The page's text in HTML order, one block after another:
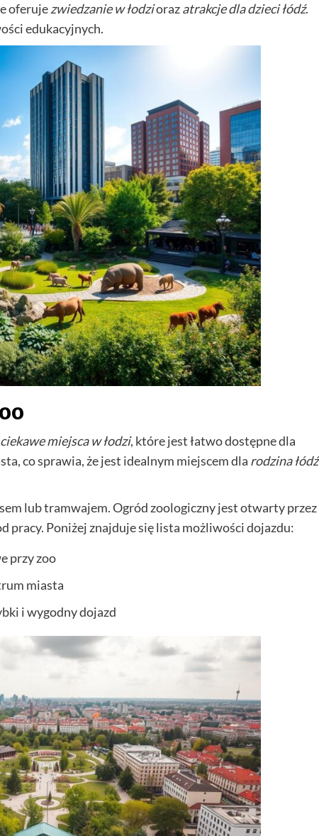
oferujezwiedzanie w łodziorazatrakcje dla dzieci łódź.
edukacyjnych.
ciekawe miejsca w łodzi, które jest łatwo dostępne dla
co sprawia, że jest idealnym miejscem dla rodzina łódź
lub tramwajem. Ogród zoologiczny jest otwarty przez
pracy. Poniżej znajduje się lista możliwości dojazdu:
przy zoo
miasta
i wygodny dojazd